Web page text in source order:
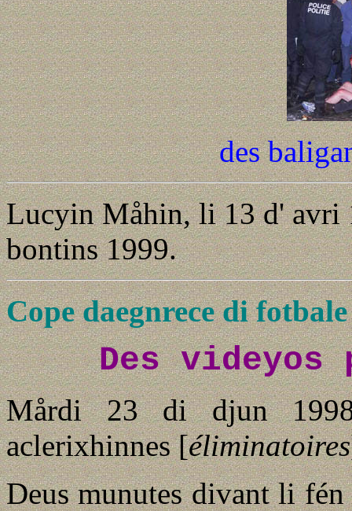
des
Lucyin Måhin, li 13 d'
bontins 1999.
Cope daegnrece di
Des
Mårdi 23 di djun
aclerixhinnes [éliminatoires
Deus munutes divant li